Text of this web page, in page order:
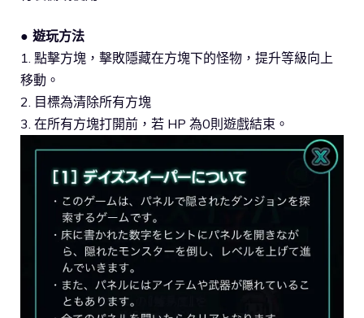
● 遊玩方法
1. 點擊方塊，擊敗隱藏在方塊下的怪物，提升等級向上
移動。
2. 目標為清除所有方塊
3. 在所有方塊打開前，若 HP 為0則遊戲結束。